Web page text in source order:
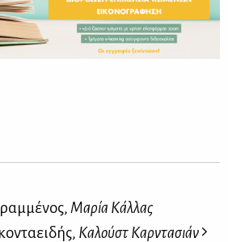
Μαρία Κάλλας
Καλούστ Καρντασιάν